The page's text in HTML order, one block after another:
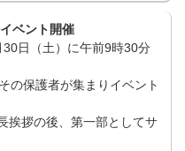
ベント開催
日（土）に午前9時30分
の保護者が集まりイベント
挨拶の後、第一部としてサ